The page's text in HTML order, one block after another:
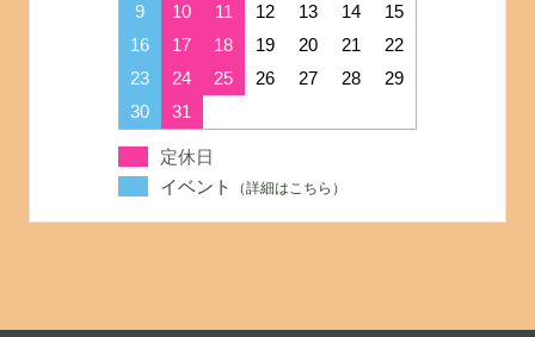
9
10 11 12 13 14
15
16
17 18 19 20 21
22
23
24 25 26 27 28
29
30
31
定休日
イベント